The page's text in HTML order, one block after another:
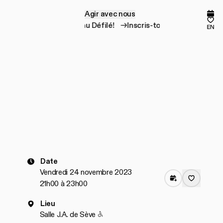
Agir avec nous
Agir avec nous
Inscris-toi au Défilé!
Inscris-toi au Défilé! en
Date
Vendredi 24 novembre 2023
21h00 à 23h00
Lieu
Salle J.A. de Sève
Accessible pour les personnes à